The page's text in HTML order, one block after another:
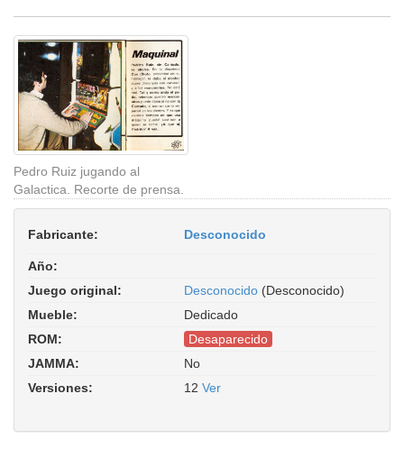
Pedro Ruiz jugando al
Galactica. Recorte de prensa.
Fabricante: Desconocido
Año:
Juego original:
Desconocido (Desconocido)
Mueble:
Dedicado
ROM:
Desaparecido
JAMMA:
No
Versiones:
12 Ver